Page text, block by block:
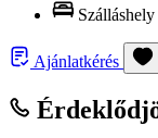
Ajánlatkérés